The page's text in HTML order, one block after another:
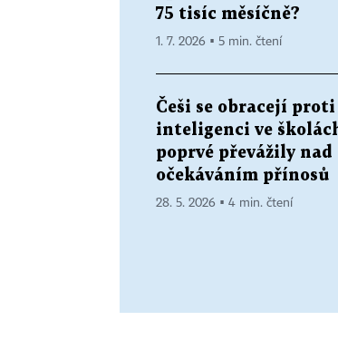
75 tisíc měsíčně?
1. 7. 2026 ▪ 5 min. čtení
Češi se obracejí proti
inteligenci ve
poprvé převážily nad
očekáváním přínosů
28. 5. 2026 ▪ 4 min. čtení